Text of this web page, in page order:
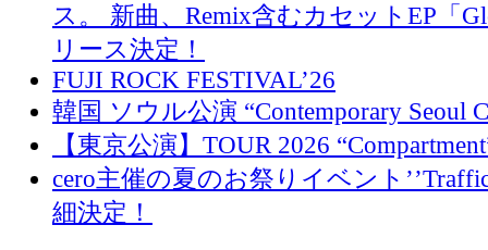
ス。 新曲、Remix含むカセットEP「
リース決定！
FUJI ROCK FESTIVAL’26
韓国 ソウル公演 “Contemporary Seoul
【東京公演】TOUR 2026
cero主催の夏のお祭りイベント
細決定！